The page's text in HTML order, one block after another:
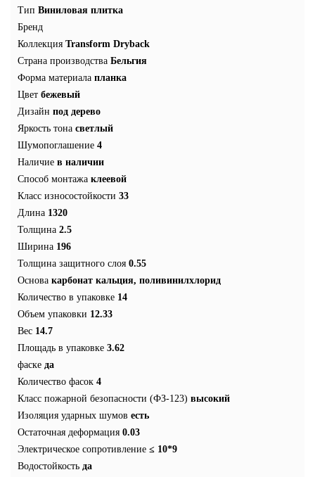
Тип Виниловая плитка
Бренд
Коллекция Transform Dryback
Страна производства Бельгия
Форма материала планка
Цвет бежевый
Дизайн под дерево
Яркость тона светлый
Шумопоглашение 4
Наличие в наличии
Способ монтажа клеевой
Класс износостойкости 33
Длина 1320
Толщина 2.5
Ширина 196
Толщина защитного слоя 0.55
Основа карбонат кальция, поливинилхлорид
Количество в упаковке 14
Объем упаковки 12.33
Вес 14.7
Площадь в упаковке 3.62
фаске да
Количество фасок 4
Класс пожарной безопасности (ФЗ-123) высокий
Изоляция ударных шумов есть
Остаточная деформация 0.03
Электрическое сопротивление ≤ 10*9
Водостойкость да